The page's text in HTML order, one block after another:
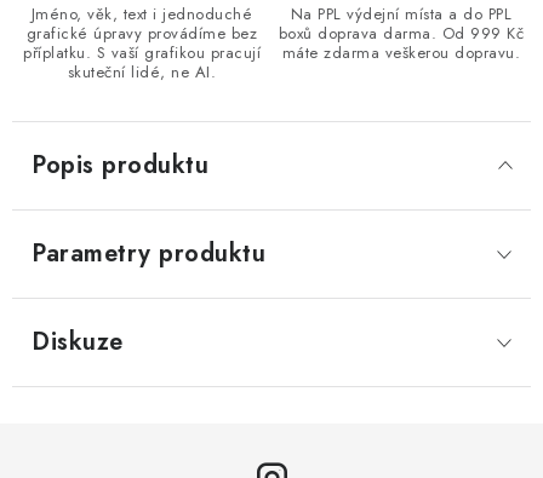
Jméno, věk, text i jednoduché
grafické úpravy provádíme bez
příplatku. S vaší grafikou pracují
skuteční lidé, ne AI.
Na PPL výdejní místa a do PPL
boxů doprava darma. Od 999 Kč
máte zdarma veškerou dopravu.
Popis produktu
Parametry produktu
Diskuze